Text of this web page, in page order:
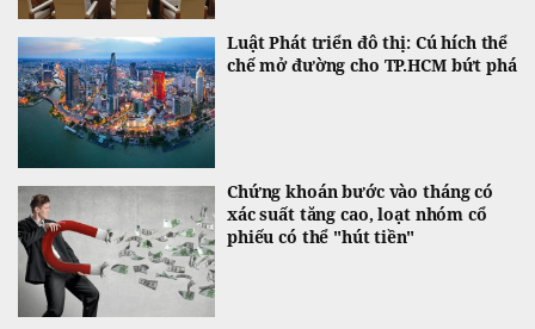
Luật Phát triển đô thị: Cú hích thể
chế mở đường cho TP.HCM bứt phá
Chứng khoán bước vào tháng có
xác suất tăng cao, loạt nhóm cổ
phiếu có thể "hút tiền"